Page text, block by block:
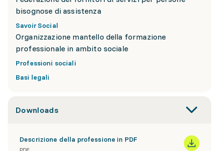
bisognose di assistenza
Savoir Social
Organizzazione mantello della formazione
professionale in ambito sociale
Professioni sociali
Basi legali
Downloads
Descrizione della professione in PDF